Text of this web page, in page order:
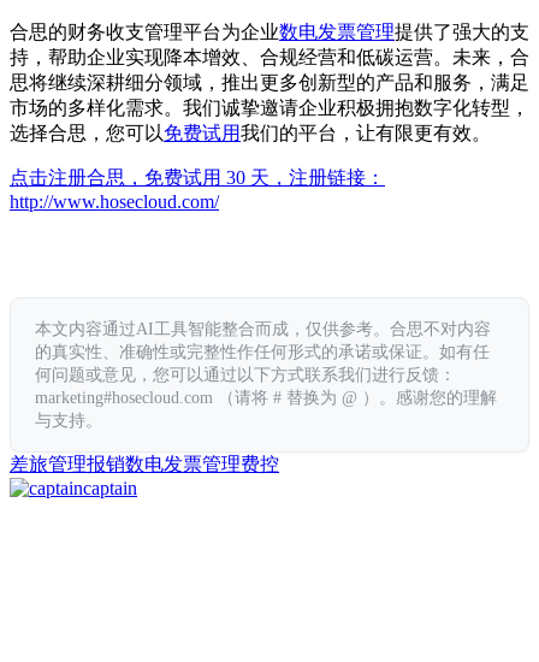
合思的财务收支管理平台为企业数电发票管理提供了强大的支
持，帮助企业实现降本增效、合规经营和低碳运营。未来，合
思将继续深耕细分领域，推出更多创新型的产品和服务，满足
市场的多样化需求。我们诚挚邀请企业积极拥抱数字化转型，
选择合思，您可以免费试用我们的平台，让有限更有效。
点击注册合思，免费试用 30 天，注册链接：
http://www.hosecloud.com/
本文内容通过AI工具智能整合而成，仅供参考。合思不对内容
的真实性、准确性或完整性作任何形式的承诺或保证。如有任
何问题或意见，您可以通过以下方式联系我们进行反馈：
marketing#hosecloud.com （请将 # 替换为 @ ）。感谢您的理解
与支持。
差旅管理报销数电发票管理费控
captain